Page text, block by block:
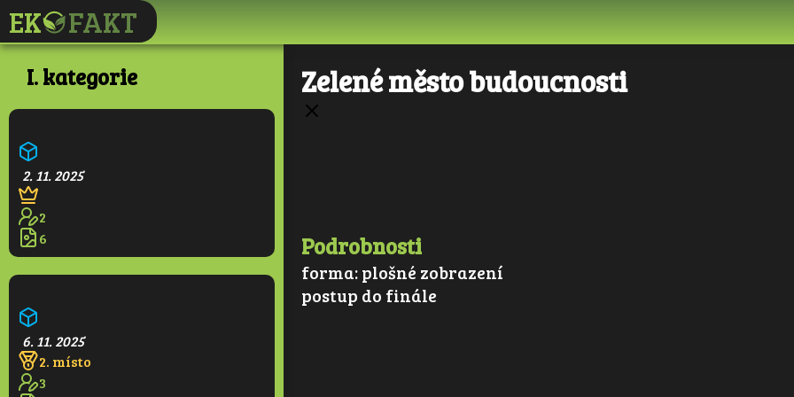
I. kategorie
2. 11. 2025
2
6
6. 11. 2025
2. místo
3
Zelené město budoucnosti
Podrobnosti
forma:plošné zobrazení
postup do finále